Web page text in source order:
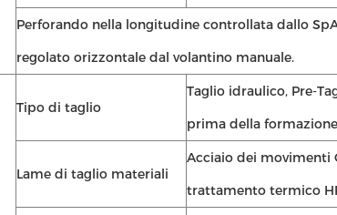
Perforando nella longitudine controllata dallo
regolato orizzontale dal volantino manuale.
Tipo di taglio
Taglio idraulico, Pre-
prima della
Lame di taglio materiali
Acciaio dei movimenti
trattamento termico